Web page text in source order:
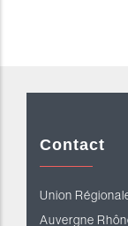
Contact
Union
Auvergne